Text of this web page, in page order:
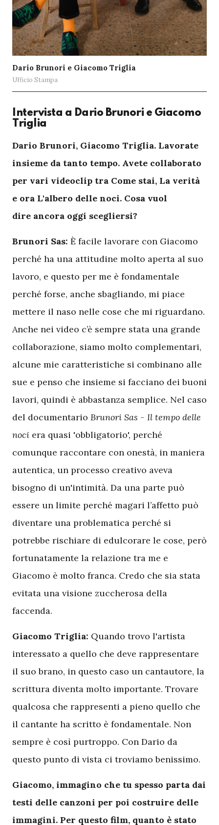
Dario Brunori e Giacomo Triglia
Ufficio Stampa
Intervista a Dario Brunori e Giacomo
Triglia
Dario Brunori, Giacomo Triglia. Lavorate
insieme da tanto tempo. Avete collaborato
per vari videoclip tra Come stai, La verità
e ora L'albero delle noci. Cosa vuol
dire ancora oggi scegliersi?
Brunori Sas: È facile lavorare con Giacomo
perché ha una attitudine molto aperta al suo
lavoro, e questo per me è fondamentale
perché forse, anche sbagliando, mi piace
mettere il naso nelle cose che mi riguardano.
Anche nei video c’è sempre stata una grande
collaborazione, siamo molto complementari,
alcune mie caratteristiche si combinano alle
sue e penso che insieme si facciano dei buoni
lavori, quindi è abbastanza semplice. Nel caso
del documentario Brunori Sas - Il tempo delle
noci era quasi 'obbligatorio', perché
comunque raccontare con onestà, in maniera
autentica, un processo creativo aveva
bisogno di un'intimità. Da una parte può
essere un limite perché magari l’affetto può
diventare una problematica perché si
potrebbe rischiare di edulcorare le cose, però
fortunatamente la relazione tra me e
Giacomo è molto franca. Credo che sia stata
evitata una visione zuccherosa della
faccenda.
Giacomo Triglia: Quando trovo l'artista
interessato a quello che deve rappresentare
il suo brano, in questo caso un cantautore, la
scrittura diventa molto importante. Trovare
qualcosa che rappresenti a pieno quello che
il cantante ha scritto è fondamentale. Non
sempre è così purtroppo. Con Dario da
questo punto di vista ci troviamo benissimo.
Giacomo, immagino che tu spesso parta dai
testi delle canzoni per poi costruire delle
immagini. Per questo film, quanto è stato